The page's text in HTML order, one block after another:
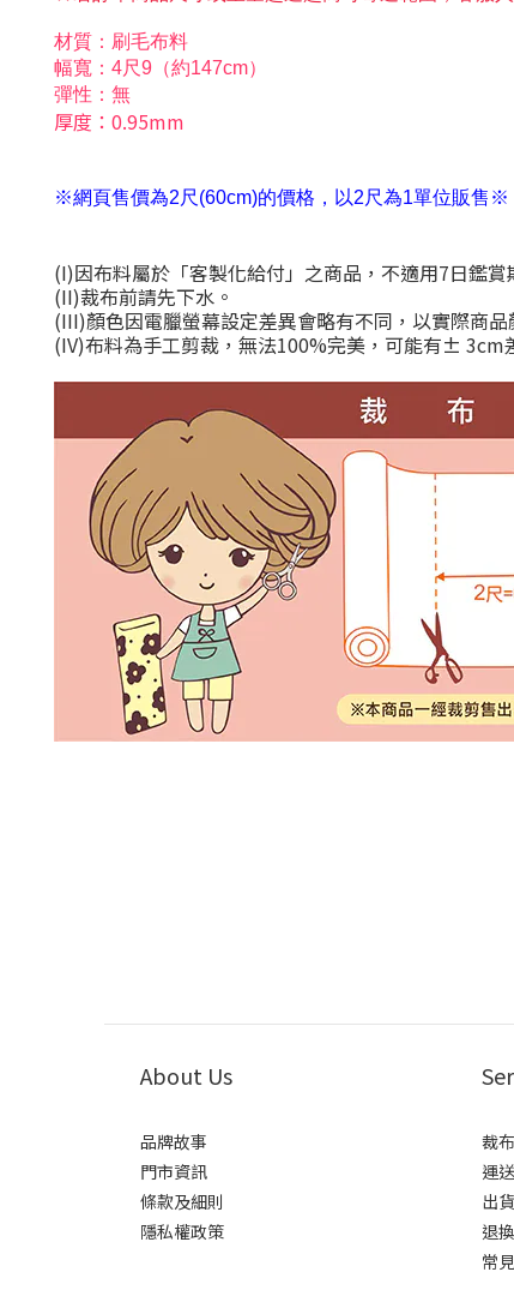
材質：刷毛布料
幅寬：4尺9（約147cm）
彈性：無
厚度：0.95mm
※網頁售價為2尺(60cm)的價格，以2尺為1單位販售※
(I)因布料屬於「客製化給付」之商品，不適用7日鑑
(II)裁布前請先下水。
(III)顏色因電臘螢幕設定差異會略有不同，以實際商品
(IV)布料為手工剪裁，無法100%完美，可能有± 3cm
About Us
品牌故事
門市資訊
條款及細則
隱私權政策
裁
運
出
退
常